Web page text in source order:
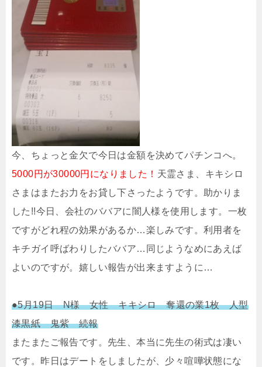
今、ちょっと金欠で今日は金額を決めてパチンコへ。
5000円が30000円になりました！ 天霊さま、キキシロ
さまはまたお力をお貸し下さったようです。助かりま
した!!今日、会社のババアに闇人様を使用します。一枚
ですがどれ程の効果があるか…楽しみです。利用者を
キチガイ呼ばわりしたババア…同じようなめにあえば
よいのですが。嬉しい報告が出来ますように…
●5月19日 N様 女性 キキシロ 奪還の業1枚 人型
漆黒紙 鬼紫 続報
またまたご報告です。先生、本当に先生の術式は凄い
です。昨日はデートをしましたが、少々喧嘩状態にな